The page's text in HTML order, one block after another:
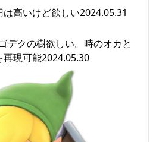
高いけど欲しい2024.05.31
デクの樹欲しい。時のオカと
現可能2024.05.30